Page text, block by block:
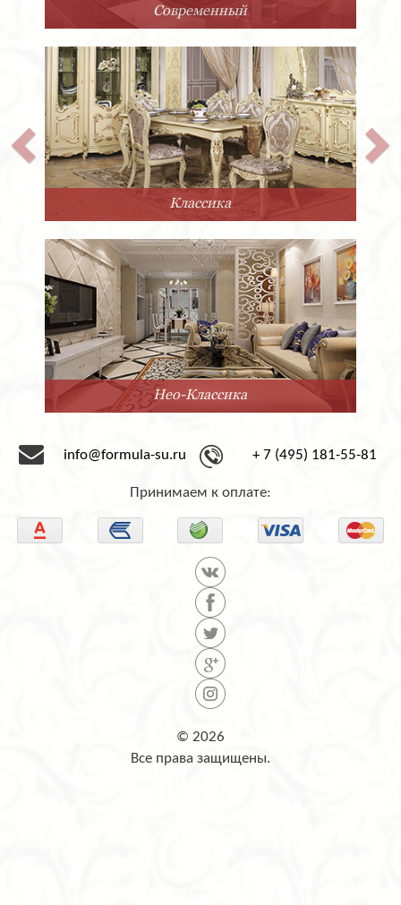
Современный
Классика
Нео-Классика
info@formula-su.ru + 7 (495) 181-55-81
Принимаем к оплате:
© 2026
Все права защищены.